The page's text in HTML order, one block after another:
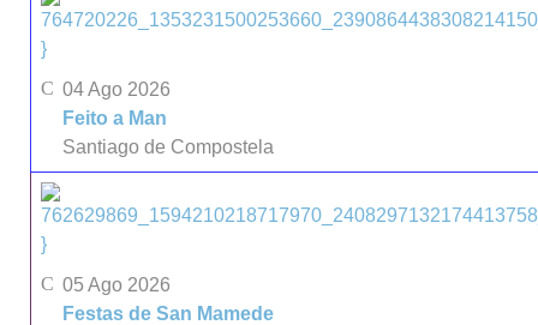
}
04 Ago 2026
Feito a Man
Santiago de Compostela
}
05 Ago 2026
Festas de San Mamede